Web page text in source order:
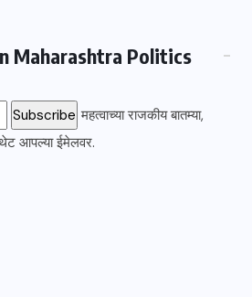
Maharashtra Politics
महत्वाच्या राजकीय बातम्या,
आपल्या ईमेलवर.